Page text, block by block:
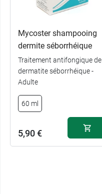
Mycoster shampooing
dermite séborrhéique
Traitement antifongique de
dermatite séborrhéique -
Adulte
60 ml
5,90 €